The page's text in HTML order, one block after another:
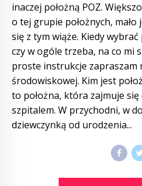
inaczej położną POZ.
o tej grupie położnych, mało
się z tym wiąże. Kiedy wybrać
czy w ogóle trzeba, na co mi
proste instrukcje zapraszam
środowiskowej. Kim jest
to położna, która zajmuje
szpitalem. W przychodni, w
dziewczynką od urodzenia...